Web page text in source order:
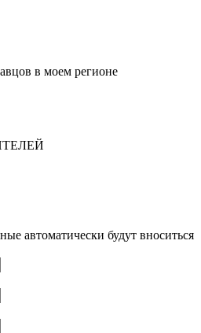
в моем регионе
автоматически будут вноситься